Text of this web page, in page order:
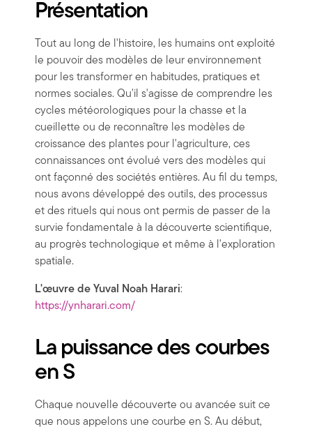
Présentation
Tout au long de l'histoire, les humains ont exploité
le pouvoir des modèles de leur environnement
pour les transformer en habitudes, pratiques et
normes sociales. Qu'il s'agisse de comprendre les
cycles météorologiques pour la chasse et la
cueillette ou de reconnaître les modèles de
croissance des plantes pour l'agriculture, ces
connaissances ont évolué vers des modèles qui
ont façonné des sociétés entières. Au fil du temps,
nous avons développé des outils, des processus
et des rituels qui nous ont permis de passer de la
survie fondamentale à la découverte scientifique,
au progrès technologique et même à l'exploration
spatiale.
L'œuvre de Yuval Noah Harari:
https://ynharari.com/
La puissance des courbes
en S
Chaque nouvelle découverte ou avancée suit ce
que nous appelons une courbe en S. Au début,